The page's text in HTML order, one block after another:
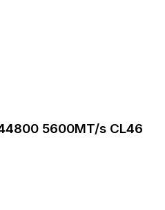
5600MT/s CL46